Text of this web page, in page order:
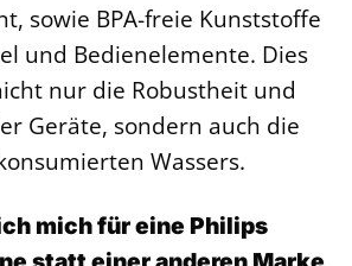
sowie BPA-freie Kunststoffe
und Bedienelemente. Dies
nur die Robustheit und
Geräte, sondern auch die
Wassers.
mich für eine Philips